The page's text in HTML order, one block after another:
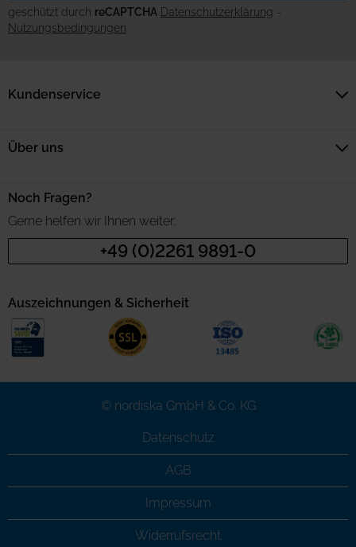
geschützt durch reCAPTCHA Datenschutzerklärung -
Nutzungsbedingungen
Kundenservice
Noch Fragen?
Gerne helfen wir Ihnen weiter:
+49 (0)2261 9891-0
Über uns
Auszeichnungen & Sicherheit
© nordiska GmbH & Co. KG
Datenschutz
AGB
Impressum
Widerrufsrecht